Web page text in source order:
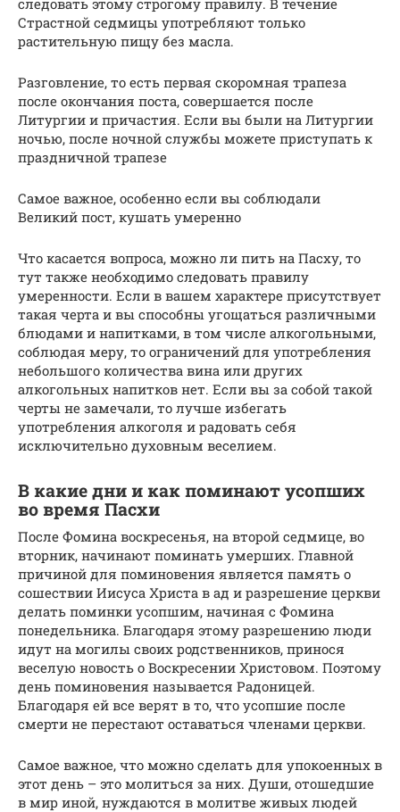
Страстной седмицы употребляют только
растительную пищу без масла.
Разговление, то есть первая скоромная трапеза
после окончания поста, совершается после
Литургии и причастия. Если вы были на Литургии
ночью, после ночной службы можете приступать к
праздничной трапезе
Самое важное, особенно если вы соблюдали
Великий пост, кушать умеренно
Что касается вопроса, можно ли пить на Пасху, то
тут также необходимо следовать правилу
умеренности. Если в вашем характере присутствует
такая черта и вы способны угощаться различными
блюдами и напитками, в том числе алкогольными,
соблюдая меру, то ограничений для употребления
небольшого количества вина или других
алкогольных напитков нет. Если вы за собой такой
черты не замечали, то лучше избегать
употребления алкоголя и радовать себя
исключительно духовным веселием.
В какие дни и как поминают усопших
во время Пасхи
После Фомина воскресенья, на второй седмице, во
вторник, начинают поминать умерших. Главной
причиной для поминовения является память о
сошествии Иисуса Христа в ад и разрешение церкви
делать поминки усопшим, начиная с Фомина
понедельника. Благодаря этому разрешению люди
идут на могилы своих родственников, принося
веселую новость о Воскресении Христовом. Поэтому
день поминовения называется Радоницей.
Благодаря ей все верят в то, что усопшие после
смерти не перестают оставаться членами церкви.
Самое важное, что можно сделать для упокоенных в
этот день – это молиться за них. Души, отошедшие
в мир иной, нуждаются в молитве живых людей